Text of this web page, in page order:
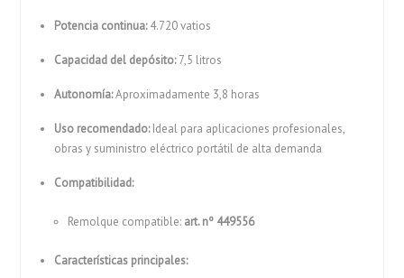
Potencia continua:4.720 vatios
Capacidad del depósito:7,5 litros
Autonomía:Aproximadamente 3,8 horas
Uso recomendado:Ideal para aplicaciones profesionales,
obras y suministro eléctrico portátil de alta demanda
Compatibilidad:
Remolque compatible: art. nº 449556
Características principales: